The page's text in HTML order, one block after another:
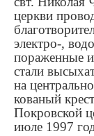
церкви
электро-,
пораженные
стали
на
кованый
Покровской
июле 1997